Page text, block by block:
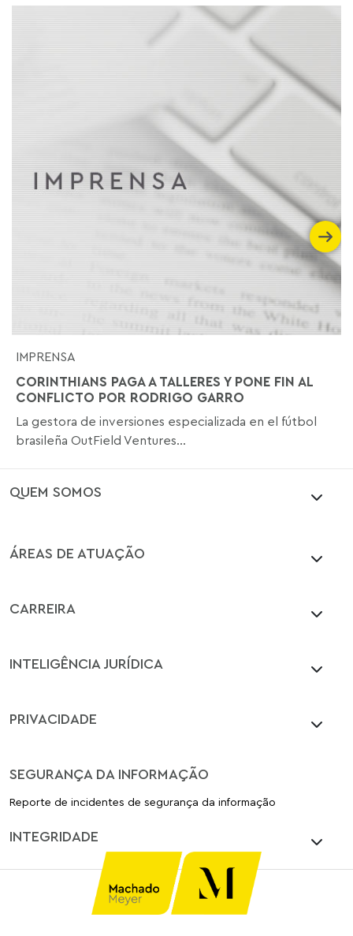
IMPRENSA
CORINTHIANS PAGA A TALLERES Y PONE FIN AL
CONFLICTO POR RODRIGO GARRO
La gestora de inversiones especializada en el fútbol
brasileña OutField Ventures...
QUEM SOMOS
ÁREAS DE ATUAÇÃO
CARREIRA
INTELIGÊNCIA JURÍDICA
PRIVACIDADE
SEGURANÇA DA INFORMAÇÃO
Reporte de incidentes de segurança da informação
INTEGRIDADE